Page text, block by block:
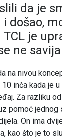
da je
i došao,
TCL je
ne
na nivou
inča kada je
Za razliku
pomoć
On ima
kao što je to